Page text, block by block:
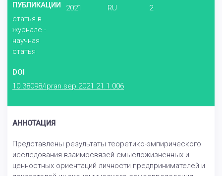
ПУБЛИКАЦИИ
статья в
журнале -
научная
статья
2021
RU
2
DOI
10.38098/ipran.sep.2021.21.1.006
АННОТАЦИЯ
Представлены результаты теоретико-эмпирического
исследования взаимосвязей смысложизненных и
ценностных ориентаций личности предпринимателей и